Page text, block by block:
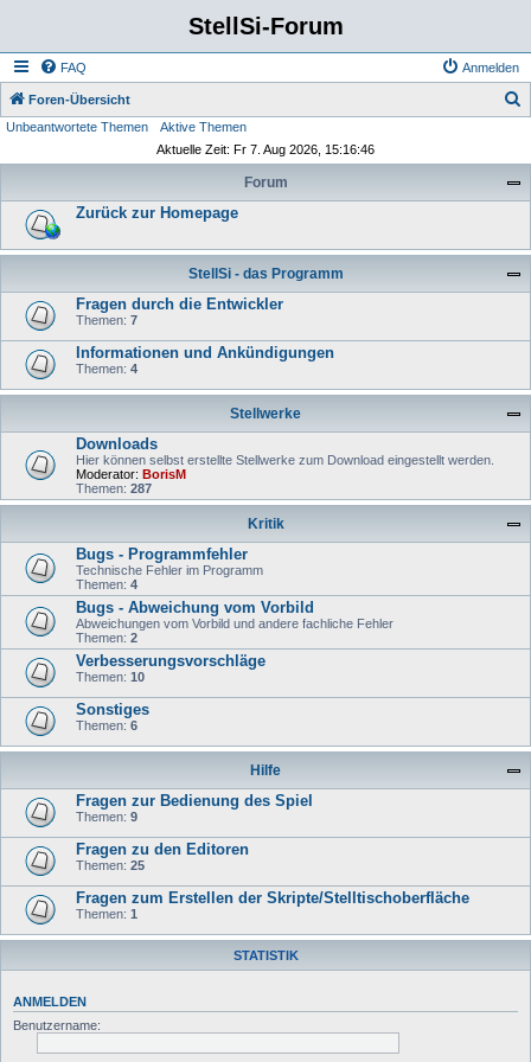
StellSi-Forum
FAQ Anmelden
Foren-Übersicht
Unbeantwortete Themen
Aktive Themen
Aktuelle Zeit: Fr 7. Aug 2026, 15:16:46
Forum
Zurück zur Homepage
StellSi - das Programm
Fragen durch die Entwickler
Themen: 7
Informationen und Ankündigungen
Themen: 4
Stellwerke
Downloads
Hier können selbst erstellte Stellwerke zum Download eingestellt werden.
Moderator: BorisM
Themen: 287
Kritik
Bugs - Programmfehler
Technische Fehler im Programm
Themen: 4
Bugs - Abweichung vom Vorbild
Abweichungen vom Vorbild und andere fachliche Fehler
Themen: 2
Verbesserungsvorschläge
Themen: 10
Sonstiges
Themen: 6
Hilfe
Fragen zur Bedienung des Spiel
Themen: 9
Fragen zu den Editoren
Themen: 25
Fragen zum Erstellen der Skripte/Stelltischoberfläche
Themen: 1
STATISTIK
ANMELDEN
Benutzername: